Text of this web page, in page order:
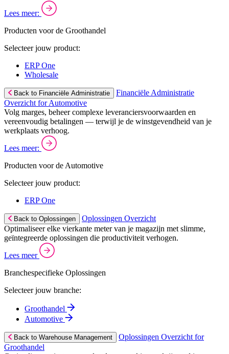
Lees meer:
Producten voor de Groothandel
Selecteer jouw product:
ERP One
Wholesale
Back to Financiële Administratie
Financiële Administratie
Overzicht for Automotive
Volg marges, beheer complexe leveranciersvoorwaarden en
vereenvoudig betalingen — terwijl je de winstgevendheid van je
werkplaats verhoog.
Lees meer:
Producten voor de Automotive
Selecteer jouw product:
ERP One
Back to Oplossingen
Oplossingen Overzicht
Optimaliseer elke vierkante meter van je magazijn met slimme,
geïntegreerde oplossingen die productiviteit verhogen.
Lees meer
Branchespecifieke Oplossingen
Selecteer jouw branche:
Groothandel
Automotive
Back to Warehouse Management
Oplossingen Overzicht for
Groothandel